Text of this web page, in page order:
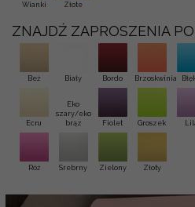
Wianki Złote
ZNAJDŹ ZAPROSZENIA
Beż Biały Bordo Brzoskwinia
Ecru
Eko
szary/eko
brąz
Fiolet Groszek
Róż Srebrny Zielony Złoty